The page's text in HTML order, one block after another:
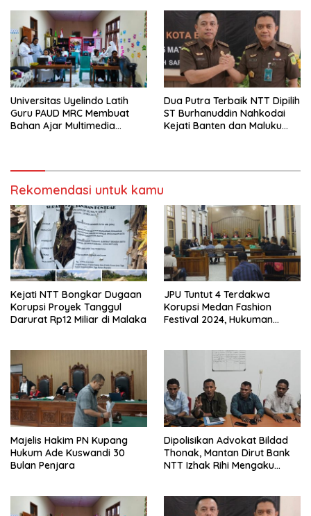
Universitas Uyelindo Latih
Guru PAUD MRC Membuat
Bahan Ajar Multimedia
Dua Putra Terbaik NTT Dipilih
ST Burhanuddin Nahkodai
Kejati Banten dan Maluku
Rekomendasi untuk kamu
Kejati NTT Bongkar Dugaan
Korupsi Proyek Tanggul
Darurat Rp12 Miliar di Malaka
JPU Tuntut 4 Terdakwa
Korupsi Medan Fashion
Festival 2024, Hukuman
Majelis Hakim PN Kupang
Hukum Ade Kuswandi 30
Bulan Penjara
Dipolisikan Advokat Bildad
Thonak, Mantan Dirut Bank
NTT Izhak Rihi Mengaku